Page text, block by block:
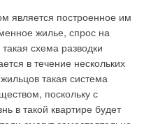
является построенное им
жилье, спрос на
схема разводки
в течение нескольких
такая система
поскольку с
в такой квартире будет
от потребности
равномерно
давления
трубопроводе. Насос,
необходимое